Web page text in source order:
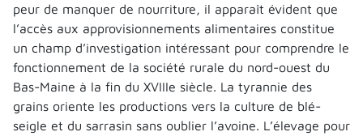
peur de manquer de nourriture, il apparaît évident que
l’accès aux approvisionnements alimentaires constitue
un champ d’investigation intéressant pour comprendre le
fonctionnement de la société rurale du nord-ouest du
Bas-Maine à la fin du XVIIIe siècle. La tyrannie des
grains oriente les productions vers la culture de blé-
seigle et du sarrasin sans oublier l’avoine. L’élevage pour